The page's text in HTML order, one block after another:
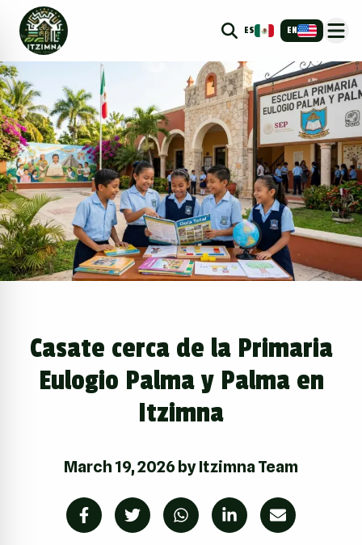
ES EN
Casate cerca de la Primaria
Eulogio Palma y Palma en
Itzimna
March 19, 2026 byItzimna Team